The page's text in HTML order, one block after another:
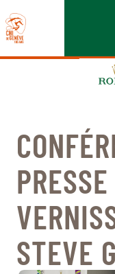
ÉDITION 2026
LE CHIG
MULTIMÉDIA
LIENS RAPIDES
ACCUEIL Jeudi, 17
STEVE